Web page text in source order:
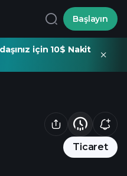
Başlayın
için 10$ Nakit
Ticaret